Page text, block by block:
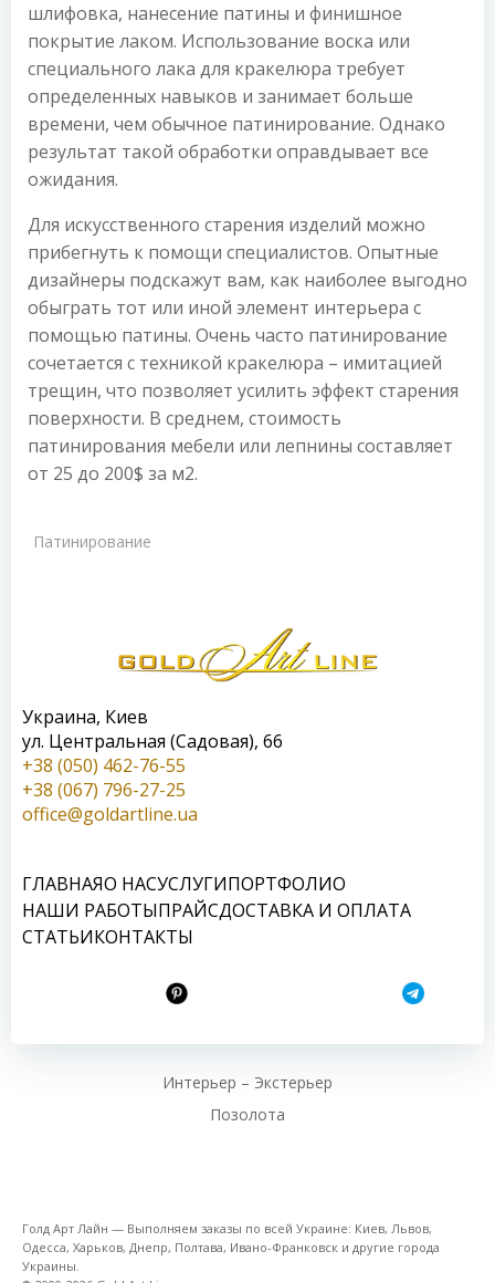
шлифовка, нанесение патины и финишное
покрытие лаком. Использование воска или
специального лака для кракелюра требует
определенных навыков и занимает больше
времени, чем обычное патинирование. Однако
результат такой обработки оправдывает все
ожидания.
Для искусственного старения изделий можно
прибегнуть к помощи специалистов. Опытные
дизайнеры подскажут вам, как наиболее выгодно
обыграть тот или иной элемент интерьера с
помощью патины. Очень часто патинирование
сочетается с техникой кракелюра – имитацией
трещин, что позволяет усилить эффект старения
поверхности. В среднем, стоимость
патинирования мебели или лепнины составляет
от 25 до 200$ за м2.
Патинирование
Украина, Киев
ул. Центральная (Садовая), 66
+38 (050) 462-76-55
+38 (067) 796-27-25
office@goldartline.ua
ГЛАВНАЯО НАСУСЛУГИПОРТФОЛИО
НАШИ РАБОТЫПРАЙСДОСТАВКА И ОПЛАТА
СТАТЬИКОНТАКТЫ
Интерьер – Экстерьер
Позолота
Голд Арт Лайн — Выполняем заказы по всей Украине: Киев, Львов,
Одесса, Харьков, Днепр, Полтава, Ивано-Франковск и другие города
Украины.